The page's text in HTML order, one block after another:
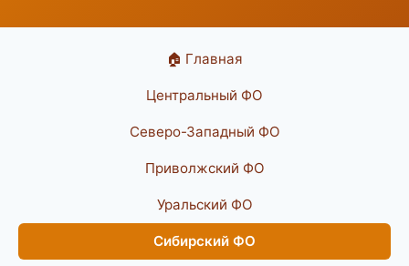
🏠 Главная
Центральный ФО
Северо-Западный ФО
Приволжский ФО
Уральский ФО
Сибирский ФО